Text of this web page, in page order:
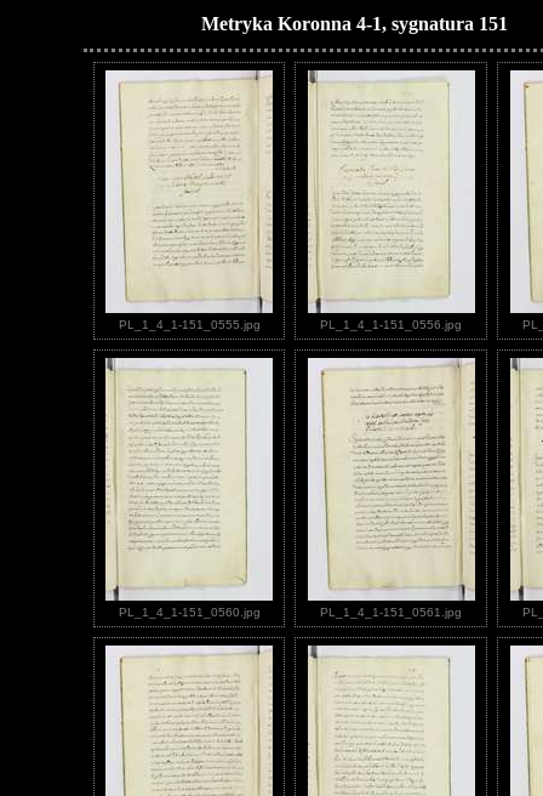
Metryka Koronna 4-1, sygnatura 151
PL_1_4_1-151_0555.jpg PL_1_4_1-151_0556.jpg
PL_1_4_1-151_0560.jpg PL_1_4_1-151_0561.jpg